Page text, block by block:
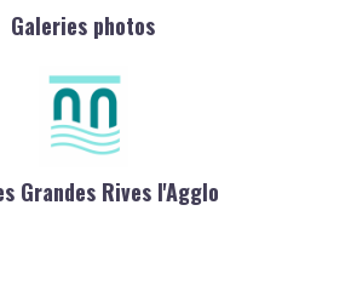
Galeries photos
Grandes Rives l'Agglo